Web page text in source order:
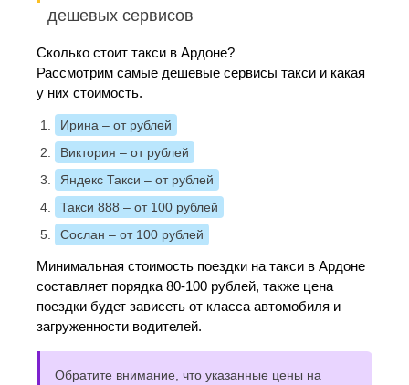
дешевых сервисов
Сколько стоит такси в Ардоне?
Рассмотрим самые дешевые сервисы такси и какая
у них стоимость.
Ирина – от рублей
Виктория – от рублей
Яндекс Такси – от рублей
Такси 888 – от 100 рублей
Сослан – от 100 рублей
Минимальная стоимость поездки на такси в Ардоне
составляет порядка 80-100 рублей, также цена
поездки будет зависеть от класса автомобиля и
загруженности водителей.
Обратите внимание, что указанные цены на